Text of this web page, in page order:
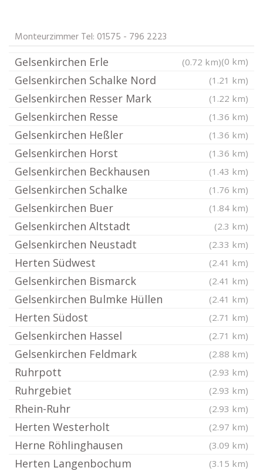
Monteurzimmer Tel: 01575 - 796 2223
(0 km)
Gelsenkirchen Erle (0.72 km)
Gelsenkirchen Schalke Nord (1.21 km)
Gelsenkirchen Resser Mark (1.22 km)
Gelsenkirchen Resse (1.36 km)
Gelsenkirchen Heßler (1.36 km)
Gelsenkirchen Horst (1.36 km)
Gelsenkirchen Beckhausen (1.43 km)
Gelsenkirchen Schalke (1.76 km)
Gelsenkirchen Buer (1.84 km)
Gelsenkirchen Altstadt (2.3 km)
Gelsenkirchen Neustadt (2.33 km)
Herten Südwest (2.41 km)
Gelsenkirchen Bismarck (2.41 km)
Gelsenkirchen Bulmke Hüllen (2.41 km)
Herten Südost (2.71 km)
Gelsenkirchen Hassel (2.71 km)
Gelsenkirchen Feldmark (2.88 km)
Ruhrpott (2.93 km)
Ruhrgebiet (2.93 km)
Rhein-Ruhr (2.93 km)
Herten Westerholt (2.97 km)
Herne Röhlinghausen (3.09 km)
Herten Langenbochum (3.15 km)